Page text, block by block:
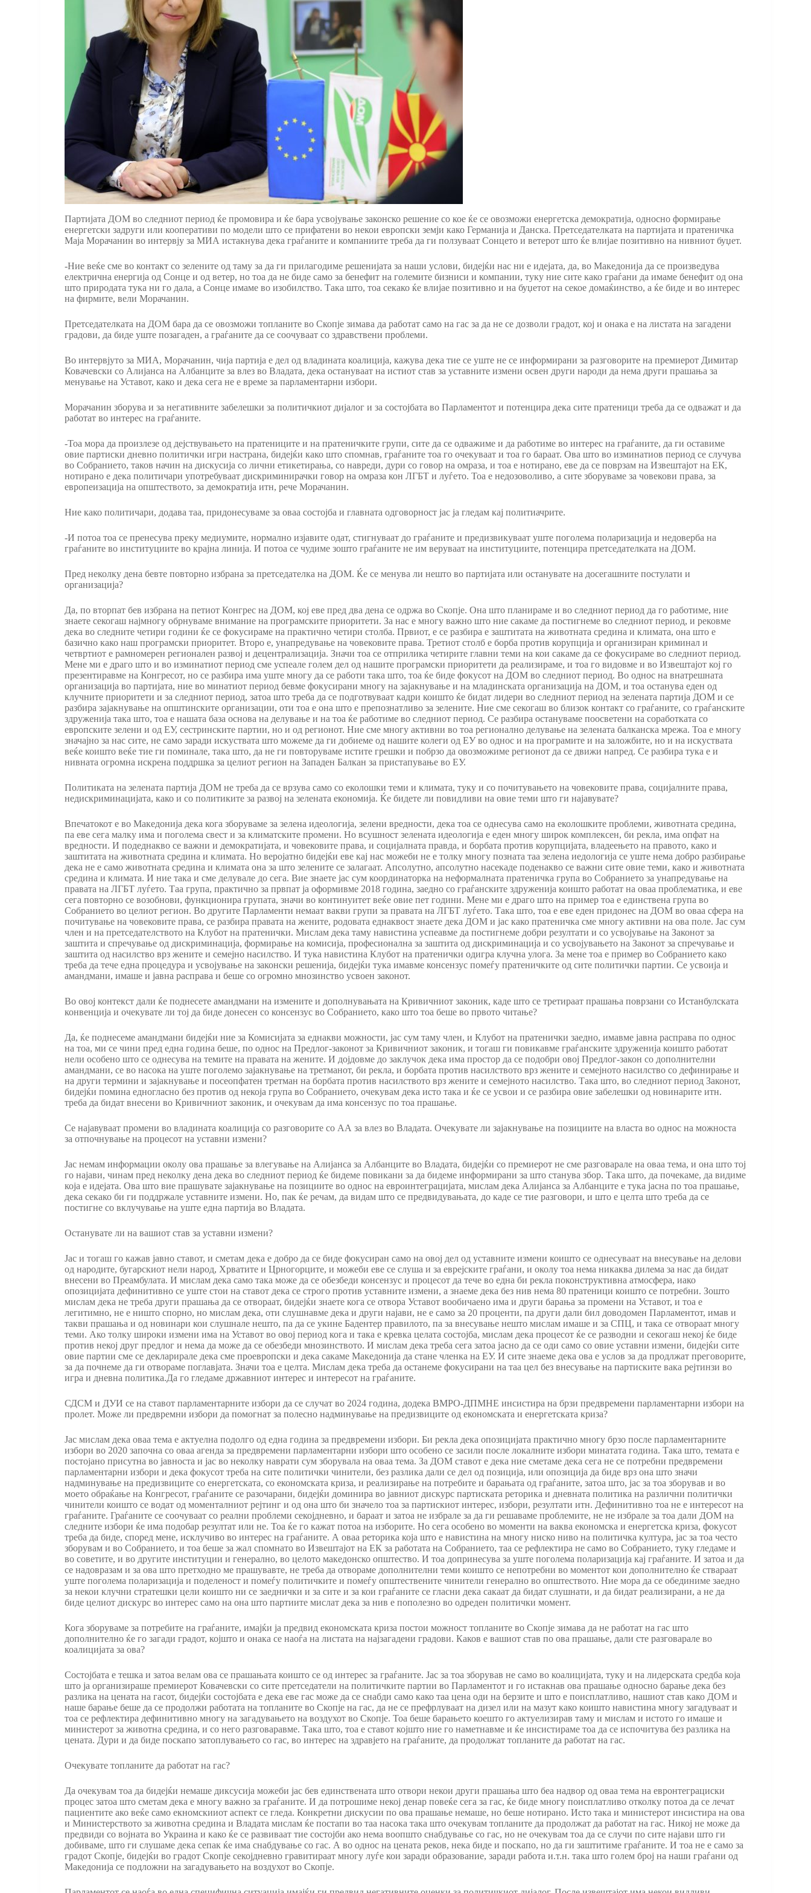
Партијата ДОМ во следниот период ќе промовира и ќе бара усвојување законско решение со кое ќе се овозможи енергетска демократија, односно формирање
енергетски задруги или кооперативи по модели што се прифатени во некои европски земји како Германија и Данска. Претседателката на партијата и пратеничка
Маја Морачанин во интервју за МИА истакнува дека граѓаните и компаниите треба да ги ползуваат Сонцето и ветерот што ќе влијае позитивно на нивниот буџет.
-Ние веќе сме во контакт со зелените од таму за да ги прилагодиме решенијата за наши услови, бидејќи нас ни е идејата, да, во Македонија да се произведува
електрична енергија од Сонце и од ветер, но тоа да не биде само за бенефит на големите бизниси и компании, туку ние сите како граѓани да имаме бенефит од она
што природата тука ни го дала, а Сонце имаме во изобилство. Така што, тоа секако ќе влијае позитивно и на буџетот на секое домаќинство, а ќе биде и во интерес
на фирмите, вели Морачанин.
Претседателката на ДОМ бара да се овозможи топланите во Скопје зимава да работат само на гас за да не се дозволи градот, кој и онака е на листата на загадени
градови, да биде уште позагаден, а граѓаните да се соочуваат со здравствени проблеми.
Во интервјуто за МИА, Морачанин, чија партија е дел од владината коалиција, кажува дека тие се уште не се информирани за разговорите на премиерот Димитар
Ковачевски со Алијанса на Албанците за влез во Владата, дека остануваат на истиот став за уставните измени освен други народи да нема други прашања за
менување на Уставот, како и дека сега не е време за парламентарни избори.
Морачанин зборува и за негативните забелешки за политичкиот дијалог и за состојбата во Парламентот и потенцира дека сите пратеници треба да се одважат и да
работат во интерес на граѓаните.
-Тоа мора да произлезе од дејствувањето на пратениците и на пратеничките групи, сите да се одважиме и да работиме во интерес на граѓаните, да ги оставиме
овие партиски дневно политички игри настрана, бидејќи како што спомнав, граѓаните тоа го очекуваат и тоа го бараат. Ова што во изминатиов период се случува
во Собранието, таков начин на дискусија со лични етикетирања, со навреди, дури со говор на омраза, и тоа е нотирано, еве да се поврзам на Извештајот на ЕК,
нотирано е дека политичари употребуваат дискриминирачки говор на омраза кон ЛГБТ и луѓето. Тоа е недозоволиво, а сите зборуваме за човекови права, за
европеизација на општеството, за демократија итн, рече Морачанин.
Ние како политичари, додава таа, придонесуваме за оваа состојба и главната одговорност јас ја гледам кај политиачрите.
-И потоа тоа се пренесува преку медиумите, нормално изјавите одат, стигнуваат до граѓаните и предизвикуваат уште поголема поларизација и недоверба на
граѓаните во институциите во крајна линија. И потоа се чудиме зошто граѓаните не им веруваат на институциите, потенцира претседателката на ДОМ.
Пред неколку дена бевте повторно избрана за претседателка на ДОМ. Ќе се менува ли нешто во партијата или останувате на досегашните постулати и
организација?
Да, по вторпат бев избрана на петиот Конгрес на ДОМ, кој еве пред два дена се одржа во Скопје. Она што планираме и во следниот период да го работиме, ние
знаете секогаш најмногу обрнуваме внимание на програмските приоритети. За нас е многу важно што ние сакаме да постигнеме во следниот период, и рековме
дека во следните четири години ќе се фокусираме на практично четири столба. Првиот, е се разбира е заштитата на животната средина и климата, она што е
базично како наш програмски приоритет. Второ е, унапредување на човековите права. Третиот столб е борба против корупција и организиран криминал и
четвртиот е рамномерен регионален развој и децентрализација. Значи тоа се отприлика четирите главни теми на кои сакаме да се фокусираме во следниот период.
Мене ми е драго што и во изминатиот период сме успеале голем дел од нашите програмски приоритети да реализираме, и тоа го видовме и во Извештајот кој го
презентиравме на Конгресот, но се разбира има уште многу да се работи така што, тоа ќе биде фокусот на ДОМ во следниот период. Во однос на внатрешната
организација во партијата, ние во минатиот период бевме фокусирани многу на зајакнување и на младинската организација на ДОМ, и тоа останува еден од
клучните приоритети и за следниот период, затоа што треба да се подготвуваат кадри коишто ќе бидат лидери во следниот период на зелената партија ДОМ и се
разбира зајакнување на општинските организации, оти тоа е она што е препознатливо за зелените. Ние сме секогаш во близок контакт со граѓаните, со граѓанските
здруженија така што, тоа е нашата база основа на делување и на тоа ќе работиме во следниот период. Се разбира остануваме поосветени на соработката со
европските зелени и од ЕУ, сестринските партии, но и од регионот. Ние сме многу активни во тоа регионално делување на зелената балканска мрежа. Тоа е многу
значајно за нас сите, не само заради искуствата што можеме да ги добиеме од нашите колеги од ЕУ во однос и на програмите и на заложбите, но и на искуствата
веќе коишто веќе тие ги поминале, така што, да не ги повторуваме истите грешки и побрзо да овозможиме регионот да се движи напред. Се разбира тука е и
нивната огромна искрена поддршка за целиот регион на Западен Балкан за пристапување во ЕУ.
Политиката на зелената партија ДОМ не треба да се врзува само со еколошки теми и климата, туку и со почитувањето на човековите права, социјалните права,
недискриминацијата, како и со политиките за развој на зелената економија. Ќе бидете ли повидливи на овие теми што ги најавувате?
Впечатокот е во Македонија дека кога зборуваме за зелена идеологија, зелени вредности, дека тоа се однесува само на еколошките проблеми, животната средина,
па еве сега малку има и поголема свест и за климатските промени. Но всушност зелената идеологија е еден многу широк комплексен, би рекла, има опфат на
вредности. И подеднакво се важни и демократијата, и човековите права, и социјалната правда, и борбата против корупцијата, владеењето на правото, како и
заштитата на животната средина и климата. Но веројатно бидејќи еве кај нас можеби не е толку многу позната таа зелена иедологија се уште нема добро разбирање
дека не е само животната средина и климата она за што зелените се залагаат. Апсолутно, апсолутно насекаде поденакво се важни сите овие теми, како и животната
средина и климата. И ние така и сме делувале до сега. Вие знаете јас сум координаторка на неформалната пратеничка група во Собранието за унапредување на
правата на ЛГБТ луѓето. Таа група, практично за првпат ја оформивме 2018 година, заедно со граѓанските здруженија коишто работат на оваа проблематика, и еве
сега повторно се возобнови, функционира групата, значи во континуитет веќе овие пет години. Мене ми е драго што на пример тоа е единствена група во
Собранието во целиот регион. Во другите Парламенти немаат вакви групи за правата на ЛГБТ луѓето. Така што, тоа е еве еден придонес на ДОМ во оваа сфера на
почитување на човековите права, се разбира правата на жените, родовата еднаквост знаете дека ДОМ и јас како пратеничка сме многу активни на ова поле. Јас сум
член и на претседателството на Клубот на пратенички. Мислам дека таму навистина успеавме да постигнеме добри резултати и со усвојување на Законот за
заштита и спречување од дискриминација, формирање на комисија, професионална за заштита од дискриминација и со усвојувањето на Законот за спречување и
заштита од насилство врз жените и семејно насилство. И тука навистина Клубот на пратенички одигра клучна улога. За мене тоа е пример во Собранието како
треба да тече една процедура и усвојување на законски решенија, бидејќи тука имавме консензус помеѓу пратеничките од сите политички партии. Се усвоија и
амандмани, имаше и јавна расправа и беше со огромно мнозинство усвоен законот.
Во овој контекст дали ќе поднесете амандмани на измените и дополнувањата на Кривичниот законик, каде што се третираат прашања поврзани со Истанбулската
конвенција и очекувате ли тој да биде донесен со консензус во Собранието, како што тоа беше во првото читање?
Да, ќе поднесеме амандмани бидејќи ние за Комисијата за еднакви можности, јас сум таму член, и Клубот на пратенички заедно, имавме јавна расправа по однос
на тоа, ми се чини пред една година беше, по однос на Предлог-законот за Кривичниот законик, и тогаш ги повикавме граѓанските здруженија коишто работат
нели особено што се однесува на темите на правата на жените. И дојдовме до заклучок дека има простор да се подобри овој Предлог-закон со дополнителни
амандмани, се во насока на уште поголемо зајакнување на третманот, би рекла, и борбата против насилството врз жените и семејното насилство со дефинирање и
на други термини и зајакнување и посеопфатен третман на борбата против насилството врз жените и семејното насилство. Така што, во следниот период Законот,
бидејќи помина едногласно без против од некоја група во Собранието, очекувам дека исто така и ќе се усвои и се разбира овие забелешки од новинарите итн.
треба да бидат внесени во Кривичниот законик, и очекувам да има консензус по тоа прашање.
Се најавуваат промени во владината коалиција со разговорите со АА за влез во Владата. Очекувате ли зајакнување на позициите на власта во однос на можноста
за отпочнување на процесот на уставни измени?
Јас немам информации околу ова прашање за влегување на Алијанса за Албанците во Владата, бидејќи со премиерот не сме разговарале на оваа тема, и она што тој
го најави, чинам пред неколку дена дека во следниот период ќе бидеме повикани за да бидеме информирани за што станува збор. Така што, да почекаме, да видиме
која е идејата. Ова што вие прашувате зајакнување на позициите во однос на евроинтеграцијата, мислам дека Алијанса за Албанците е тука јасна по тоа прашање,
дека секако би ги поддржале уставните измени. Но, пак ќе речам, да видам што се предвидувањата, до каде се тие разговори, и што е целта што треба да се
постигне со вклучување на уште една партија во Владата.
Останувате ли на вашиот став за уставни измени?
Јас и тогаш го кажав јавно ставот, и сметам дека е добро да се биде фокусиран само на овој дел од уставните измени коишто се однесуваат на внесување на делови
од народите, бугарскиот нели народ, Хрватите и Црногорците, и можеби еве се слуша и за еврејските граѓани, и околу тоа нема никаква дилема за нас да бидат
внесени во Преамбулата. И мислам дека само така може да се обезбеди консензус и процесот да тече во една би рекла поконструктивна атмосфера, иако
опозицијата дефинитивно се уште стои на ставот дека се строго против уставните измени, а знаеме дека без нив нема 80 пратеници коишто се потребни. Зошто
мислам дека не треба други прашања да се отвораат, бидејќи знаете кога се отвора Уставот вообичаено има и други барања за промени на Уставот, и тоа е
легитимно, не е ништо спорно, но мислам дека, оти слушнавме дека и други најави, не е само за 20 проценти, па други дали бил доводомен Парламентот, имав и
такви прашања и од новинари кои слушнале нешто, па да се укине Бадентер правилото, па за внесување нешто мислам имаше и за СПЦ, и така се отвораат многу
теми. Ако толку широки измени има на Уставот во овој период кога и така е кревка целата состојба, мислам дека процесот ќе се разводни и секогаш некој ќе биде
против некој друг предлог и нема да може да се обезбеди мнозинството. И мислам дека треба сега затоа јасно да се оди само со овие уставни измени, бидејќи сите
овие партии сме се декларирале дека сме проевропски и дека сакаме Македонија да стане членка на ЕУ. И сите знаеме дека ова е услов за да продлжат преговорите,
за да почнеме да ги отвораме поглавјата. Значи тоа е целта. Мислам дека треба да останеме фокусирани на таа цел без внесување на партиските вака рејтинзи во
игра и дневна политика.Да го гледаме државниот интерес и интересот на граѓаните.
СДСМ и ДУИ се на ставот парламентарните избори да се случат во 2024 година, додека ВМРО-ДПМНЕ инсистира на брзи предвремени парламентарни избори на
пролет. Може ли предвремни избори да помогнат за полесно надминување на предизвиците од економската и енергетската криза?
Јас мислам дека оваа тема е актуелна подолго од една година за предвремени избори. Би рекла дека опозицијата практично многу брзо после парламентарните
избори во 2020 започна со оваа агенда за предвремени парламентарни избори што особено се засили после локалните избори минатата година. Така што, темата е
постојано присутна во јавноста и јас во неколку наврати сум зборувала на оваа тема. За ДОМ ставот е дека ние сметаме дека сега не се потребни предвремени
парламентарни избори и дека фокусот треба на сите политички чинители, без разлика дали се дел од позиција, или опозиција да биде врз она што значи
надминување на предизвиците со енергетската, со економската криза, и реализирање на потребите и барањата од граѓаните, затоа што, јас за тоа зборував и во
моето обраќање на Конгресот, граѓаните се разочарани, бидејќи доминира во јавниот дискурс партиската реторика и дневната политика на различни политички
чинители коишто се водат од моменталниот рејтинг и од она што би значело тоа за партискиот интерес, избори, резултати итн. Дефинитивно тоа не е интересот на
граѓаните. Граѓаните се соочуваат со реални проблеми секојдневно, и бараат и затоа не избрале за да ги решаваме проблемите, не не избрале за тоа дали ДОМ на
следните избори ќе има подобар резултат или не. Тоа ќе го кажат потоа на изборите. Но сега особено во моменти на ваква економска и енергетска криза, фокусот
треба да биде, според мене, исклучиво во интерес на граѓаните. А оваа реторика која што е навистина на многу ниско ниво на политичка култура, јас за тоа често
зборувам и во Собранието, и тоа беше за жал спомнато во Извештајот на ЕК за работата на Собранието, таа се рефлектира не само во Собранието, туку гледаме и
во советите, и во другите институции и генерално, во целото македонско општество. И тоа допринесува за уште поголема поларизација кај граѓаните. И затоа и да
се надовразам и за ова што претходно ме прашувавте, не треба да отвораме дополнителни теми коишто се непотребни во моментот кои дополнително ќе ствараат
уште поголема поларизација и поделеност и помеѓу политичките и помеѓу општествените чинители генерално во општеството. Ние мора да се обединиме заедно
за некои клучни стратешки цели коишто ни се заеднички и за сите и за кои граѓаните се гласни дека сакаат да бидат слушнати, и да бидат реализирани, а не да
биде целиот дискурс во интерес само на она што партиите мислат дека за нив е пополезно во одреден политички момент.
Кога зборуваме за потребите на граѓаните, имајќи ја предвид економската криза постои можност топланите во Скопје зимава да не работат на гас што
дополнително ќе го загади градот, којшто и онака се наоѓа на листата на најзагадени градови. Каков е вашиот став по ова прашање, дали сте разговарале во
коалицијата за ова?
Состојбата е тешка и затоа велам ова се прашањата коишто се од интерес за граѓаните. Јас за тоа зборував не само во коалицијата, туку и на лидерската средба која
што ја организираше премиерот Ковачевски со сите претседатели на политичките партии во Парламентот и го истакнав ова прашање односно барање дека без
разлика на цената на гасот, бидејќи состојбата е дека еве гас може да се снабди само како таа цена оди на берзите и што е поисплатливо, нашиот став како ДОМ и
наше барање беше да се продолжи работата на топланите во Скопје на гас, да не се префрлуваат на дизел или на мазут како коишто навистина многу загадуваат и
тоа се рефлектира дефинитивно многу на загадувањето на воздухот во Скопје. Тоа беше барањето коешто го актуелизирав таму и мислам и истото го имаше и
министерот за животна средина, и со него разговаравме. Така што, тоа е ставот којшто ние го наметнавме и ќе инсистираме тоа да се испочитува без разлика на
цената. Дури и да биде поскапо затоплувањето со гас, во интерес на здравјето на граѓаните, да продолжат топланите да работат на гас.
Очекувате топланите да работат на гас?
Да очекувам тоа да бидејќи немаше диксусија можеби јас бев единствената што отвори некои други прашања што беа надвор од оваа тема на евронтеграциски
процес затоа што сметам дека е многу важно за граѓаните. И да потрошиме некој денар повеќе сега за гас, ќе биде многу поисплатливо отколку потоа да се лечат
пациентите ако веќе само екномскииот аспект се гледа. Конкретни дискусии по ова прашање немаше, но беше нотирано. Исто така и министерот инсистира на ова
и Министерството за животна средина и Владата мислам ќе постапи во таа насока така што очекувам топланите да продолжат да работат на гас. Никој не може да
предвиди со војната во Украина и како ќе се развиваат тие состојби ако нема воопшто снабдување со гас, но не очекувам тоа да се случи по сите најави што ги
добиваме, што ги слушаме дека сепак ќе има снабдување со гас. А во однос на цената реков, нека биде и поскапо, но да ги заштитиме граѓаните. И тоа не е само за
градот Скопје, бидејќи во градот Скопје секојдневно гравитираат многу луѓе кои заради образование, заради работа и.т.н. така што голем број на наши граѓани од
Македонија се подложни на загадувањето на воздухот во Скопје.